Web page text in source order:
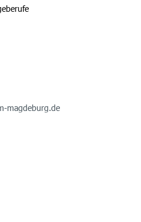
magdeburg.de